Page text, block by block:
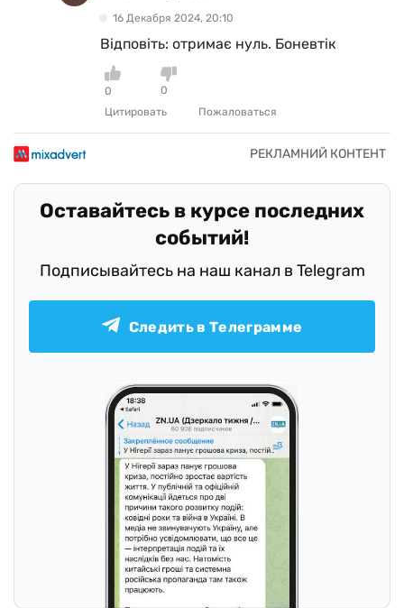
16 Декабря 2024, 20:10
Відповіть: отримає нуль. Боневтік
0
0
Цитировать
Пожаловаться
Оставайтесь в курсе последних
событий!
Подписывайтесь на наш канал в Telegram
Следить в Телеграмме